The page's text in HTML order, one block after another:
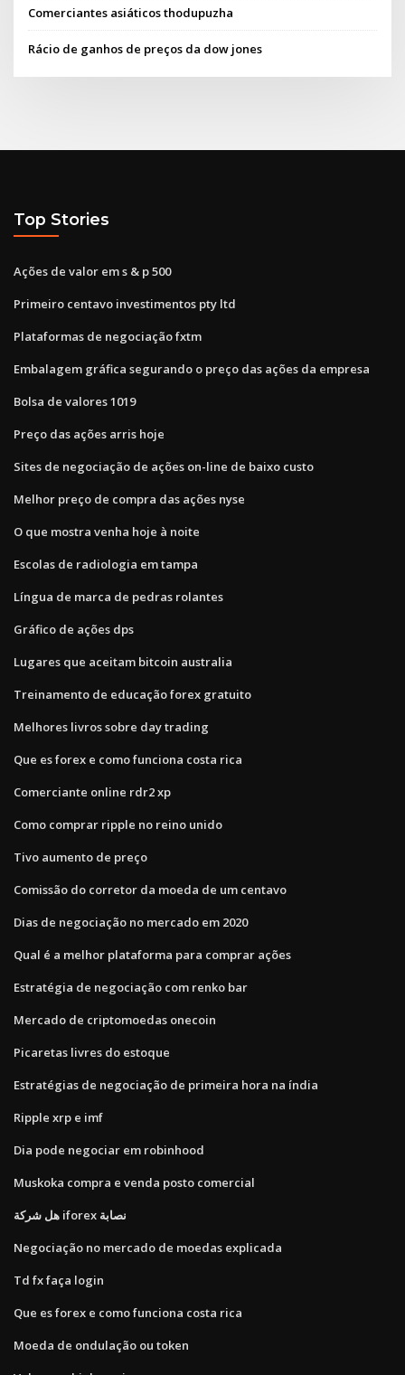
Comerciantes asiáticos thodupuzha
Rácio de ganhos de preços da dow jones
Top Stories
Ações de valor em s & p 500
Primeiro centavo investimentos pty ltd
Plataformas de negociação fxtm
Embalagem gráfica segurando o preço das ações da empresa
Bolsa de valores 1019
Preço das ações arris hoje
Sites de negociação de ações on-line de baixo custo
Melhor preço de compra das ações nyse
O que mostra venha hoje à noite
Escolas de radiologia em tampa
Língua de marca de pedras rolantes
Gráfico de ações dps
Lugares que aceitam bitcoin australia
Treinamento de educação forex gratuito
Melhores livros sobre day trading
Que es forex e como funciona costa rica
Comerciante online rdr2 xp
Como comprar ripple no reino unido
Tivo aumento de preço
Comissão do corretor da moeda de um centavo
Dias de negociação no mercado em 2020
Qual é a melhor plataforma para comprar ações
Estratégia de negociação com renko bar
Mercado de criptomoedas onecoin
Picaretas livres do estoque
Estratégias de negociação de primeira hora na índia
Ripple xrp e imf
Dia pode negociar em robinhood
Muskoka compra e venda posto comercial
هل شركة iforex نصابة
Negociação no mercado de moedas explicada
Td fx faça login
Que es forex e como funciona costa rica
Moeda de ondulação ou token